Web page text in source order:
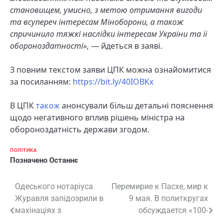
становищем, умисно, з метою отримання вигоди
та всупереч інтересам Міноборони, а також
спричинило тяжкі наслідки інтересам України та її
обороноздатності», — йдеться в заяві.
З повним текстом заяви ЦПК можна ознайомитися
за посиланням: https://bit.ly/40IOBKx
В ЦПКтакожанонсували більш детальні пояснення
щодо негативного вплив рішень міністра на
обороноздатність держави згодом.
ПОЛІТИКА
Позначено Останнє
Навігація
записів
Одеського нотаріуса
Журавля запідозрили в
махінаціях з
Перемирие к Пасхе, мир к
9 мая. В политкругах
обсуждается «100-